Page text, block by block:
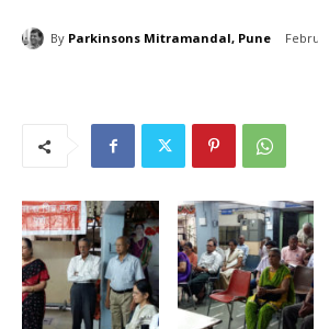
By Parkinsons Mitramandal, Pune